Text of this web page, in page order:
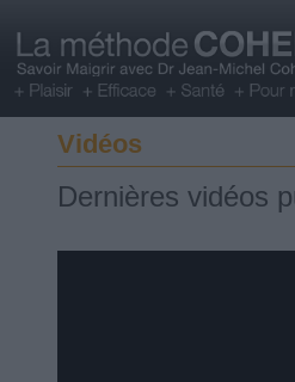
Vidéos
Dernières vidéos